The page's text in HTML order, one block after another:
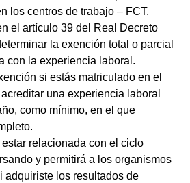
los centros de trabajo – FCT.
el artículo 39 del Real Decreto
la exención total o parcial
con la experiencia laboral.
si estás matriculado en el
una experiencia laboral
como mínimo, en el que
relacionada con el ciclo
y permitirá a los organismos
adquiriste los resultados de